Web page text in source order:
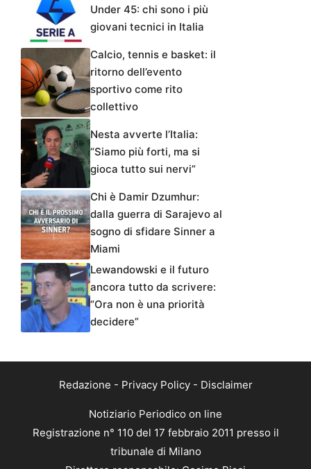
Under 45: chi sono i più
giovani tecnici in Italia
Calcio, tennis e basket: il
ritorno dell’evento
sportivo come rito
collettivo
Nesta avverte l’Italia:
“Siamo più forti, ma si
gioca tutto sui nervi”
Chi è Damir Dzumhur:
dalla guerra di Sarajevo al
sogno di sfidare Sinner a
Miami
Lewandowski e il futuro
ancora tutto da scrivere:
“Ora non è una priorità
decidere”
Redazione - Privacy Policy- Disclaimer
Notiziario Periodico on line
Registrazione n° 110 del 17 febbraio 2011 presso il
tribunale di Milano